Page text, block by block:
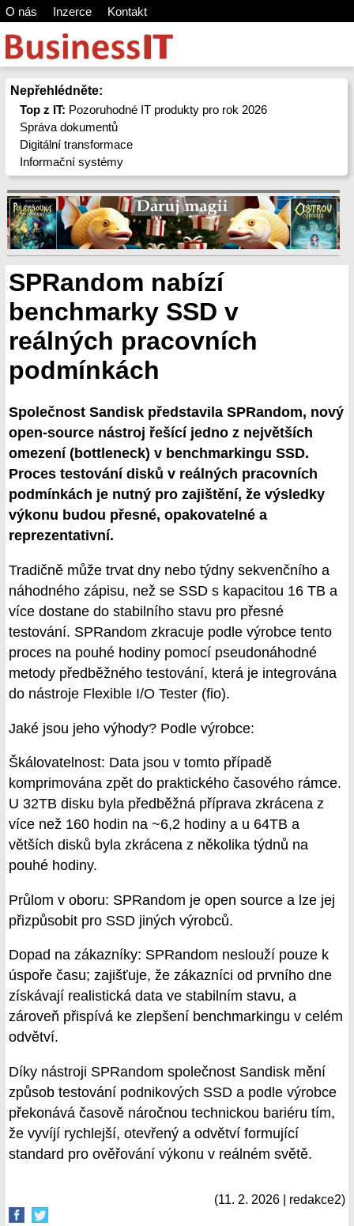
O nás Inzerce Kontakt
Nepřehlédněte:
Top z IT: Pozoruhodné IT produkty pro rok 2026
Správa dokumentů
Digitální transformace
Informační systémy
SPRandom nabízí
benchmarky SSD v
reálných pracovních
podmínkách
Společnost Sandisk představila SPRandom, nový
open-source nástroj řešící jedno z největších
omezení (bottleneck) v benchmarkingu SSD.
Proces testování disků v reálných pracovních
podmínkách je nutný pro zajištění, že výsledky
výkonu budou přesné, opakovatelné a
reprezentativní.
Tradičně může trvat dny nebo týdny sekvenčního a
náhodného zápisu, než se SSD s kapacitou 16 TB a
více dostane do stabilního stavu pro přesné
testování. SPRandom zkracuje podle výrobce tento
proces na pouhé hodiny pomocí pseudonáhodné
metody předběžného testování, která je integrována
do nástroje Flexible I/O Tester (fio).
Jaké jsou jeho výhody? Podle výrobce:
Škálovatelnost: Data jsou v tomto případě
komprimována zpět do praktického časového rámce.
U 32TB disku byla předběžná příprava zkrácena z
více než 160 hodin na ~6,2 hodiny a u 64TB a
větších disků byla zkrácena z několika týdnů na
pouhé hodiny.
Průlom v oboru: SPRandom je open source a lze jej
přizpůsobit pro SSD jiných výrobců.
Dopad na zákazníky: SPRandom neslouží pouze k
úspoře času; zajišťuje, že zákazníci od prvního dne
získávají realistická data ve stabilním stavu, a
zároveň přispívá ke zlepšení benchmarkingu v celém
odvětví.
Díky nástroji SPRandom společnost Sandisk mění
způsob testování podnikových SSD a podle výrobce
překonává časově náročnou technickou bariéru tím,
že vyvíjí rychlejší, otevřený a odvětví formující
standard pro ověřování výkonu v reálném světě.
(11. 2. 2026 | redakce2)